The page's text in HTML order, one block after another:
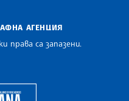
АГЕНЦИЯ
права са запазени.
of the Balkan News Agencies